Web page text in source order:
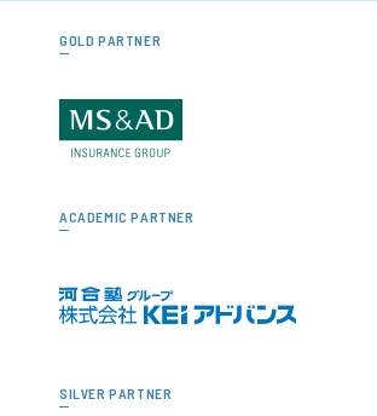
GOLD PARTNER
ACADEMIC PARTNER
SILVER PARTNER